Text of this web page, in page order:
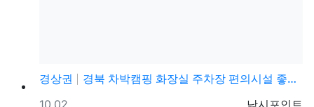
경상권
경북 차박캠핑 화장실 주차장 편의시설 좋은 캠핑장, 의…
등록자
낚시포인트
등록일
10.02